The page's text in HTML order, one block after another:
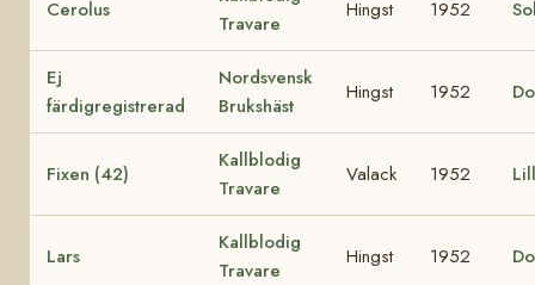
Cerolus
Travare
Hingst 1952
Ej
färdigregistrerad
Nordsvensk
Brukshäst
Hingst 1952
Fixen (42)
Kallblodig
Travare
Valack 1952
Lars
Kallblodig
Travare
Hingst 1952